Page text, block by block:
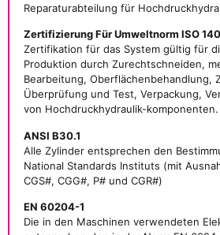
Reparaturabteilung für
Zertifizierung Für Umweltnorm ISO
Zertifikation für das System gültig für
Produktion durch Zurechtschneiden,
Bearbeitung, Oberflächenbehandlung,
Überprüfung und Test, Verpackung,
von Hochdruckhydraulik-komponenten.
ANSI B30.1
Alle Zylinder entsprechen den
National Standards Instituts (mit
CGS#, CGG#, P# und CGR#)
EN 60204-1
Die in den Maschinen verwendeten